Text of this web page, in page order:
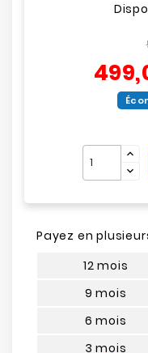
Payez en
12 mois
9 mois
6 mois
3 mois